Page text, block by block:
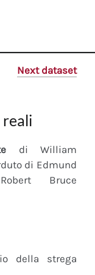
Next dataset
di William
di Edmund
Bruce
della strega